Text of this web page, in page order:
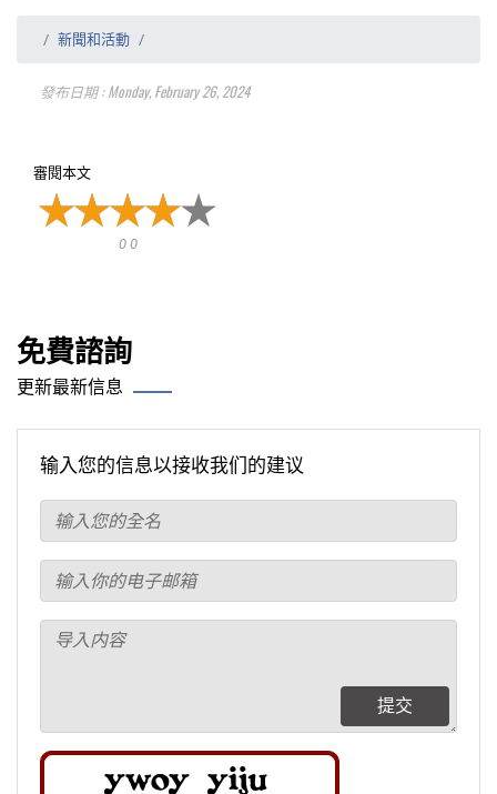
新聞和活動
發布日期 : Monday, February 26, 2024
審閱本文
0 0
免費諮詢
更新最新信息
输入您的信息以接收我们的建议
提交